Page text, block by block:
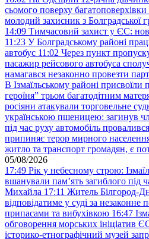
сьомого поверху багатоповерхівки
молодий захисник з
14:09 Тимчасовий захист у ЄС:
11:23 У Болградському районі
автобус 11:02 Через пункт
пасажир рейсового автобуса
намагався незаконно провезти
В Ізмаїльському районі
героїня” трьом багатодітним
росіяни атакували торговельне
українською пшеницею: загинув
під час руху автомобіль
припиняє терор мирного
житло та транспорт громадян, є
05/08/2026
17:49 Рік у небесному строю:
вшанували пам’ять загиблого під
Михайла 17:11 Житель Білгород-
відповідатиме у суді за
припасами та вибухівкою 16:47
обговорення морських ініціатив
історико-етнографічний музей